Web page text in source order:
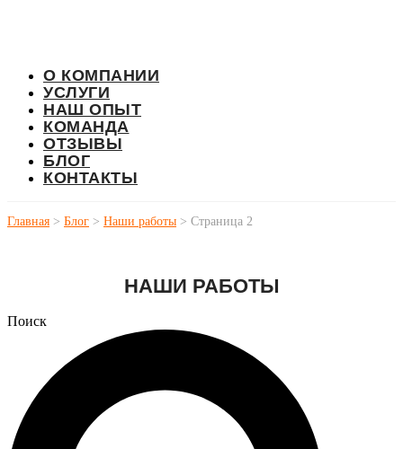
О КОМПАНИИ
УСЛУГИ
НАШ ОПЫТ
КОМАНДА
ОТЗЫВЫ
БЛОГ
КОНТАКТЫ
Главная > Блог > Наши работы > Страница 2
НАШИ РАБОТЫ
Поиск